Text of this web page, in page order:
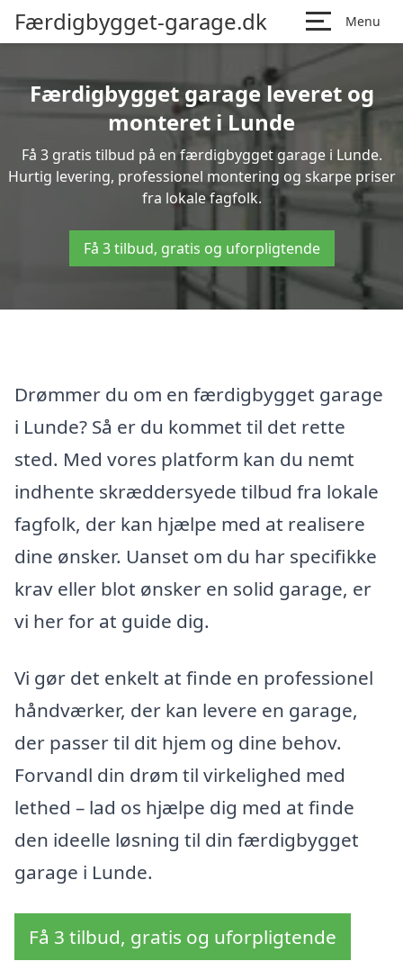
Færdigbygget-garage.dk Menu
Færdigbygget garage leveret og
monteret i Lunde
Få 3 gratis tilbud på en færdigbygget garage i Lunde.
Hurtig levering, professionel montering og skarpe priser
fra lokale fagfolk.
Få 3 tilbud, gratis og uforpligtende
Drømmer du om en færdigbygget garage
i Lunde? Så er du kommet til det rette
sted. Med vores platform kan du nemt
indhente skræddersyede tilbud fra lokale
fagfolk, der kan hjælpe med at realisere
dine ønsker. Uanset om du har specifikke
krav eller blot ønsker en solid garage, er
vi her for at guide dig.
Vi gør det enkelt at finde en professionel
håndværker, der kan levere en garage,
der passer til dit hjem og dine behov.
Forvandl din drøm til virkelighed med
lethed – lad os hjælpe dig med at finde
den ideelle løsning til din færdigbygget
garage i Lunde.
Få 3 tilbud, gratis og uforpligtende